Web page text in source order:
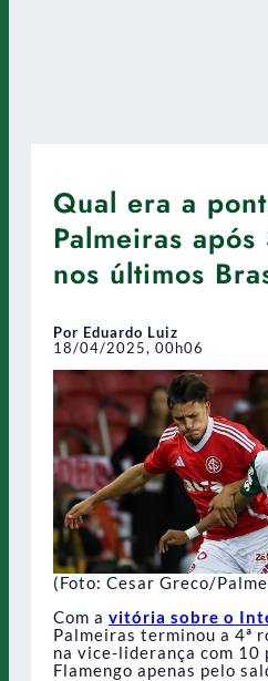
Qual era a
Palmeiras
nos últimos
Por Eduardo Luiz
18/04/2025, 00h06
(Foto: Cesar Greco/
Com a vitória sobre o
Palmeiras terminou a 4ª
na vice-liderança com 10
Flamengo apenas pelo